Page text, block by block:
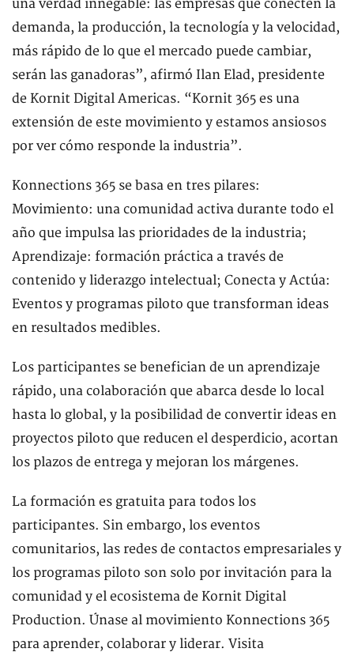
una verdad innegable: las empresas que conecten la
demanda, la producción, la tecnología y la velocidad,
más rápido de lo que el mercado puede cambiar,
serán las ganadoras”, afirmó Ilan Elad, presidente
de Kornit Digital Americas. “Kornit 365 es una
extensión de este movimiento y estamos ansiosos
por ver cómo responde la industria”.
Konnections 365 se basa en tres pilares:
Movimiento: una comunidad activa durante todo el
año que impulsa las prioridades de la industria;
Aprendizaje: formación práctica a través de
contenido y liderazgo intelectual; Conecta y Actúa:
Eventos y programas piloto que transforman ideas
en resultados medibles.
Los participantes se benefician de un aprendizaje
rápido, una colaboración que abarca desde lo local
hasta lo global, y la posibilidad de convertir ideas en
proyectos piloto que reducen el desperdicio, acortan
los plazos de entrega y mejoran los márgenes.
La formación es gratuita para todos los
participantes. Sin embargo, los eventos
comunitarios, las redes de contactos empresariales y
los programas piloto son solo por invitación para la
comunidad y el ecosistema de Kornit Digital
Production. Únase al movimiento Konnections 365
para aprender, colaborar y liderar. Visita